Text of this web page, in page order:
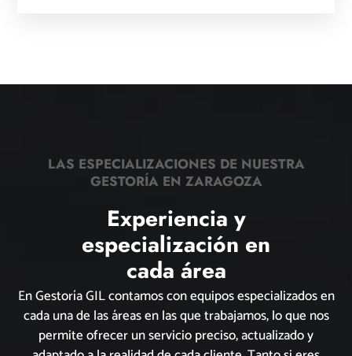
LAS ESPECIALIZACIONES DE NUESTRA
GESTORÍA EN ZARAGOZA
Experiencia y
especialización en
cada área
En Gestoría GIL contamos con equipos especializados en
cada una de las áreas en las que trabajamos, lo que nos
permite ofrecer un servicio preciso, actualizado y